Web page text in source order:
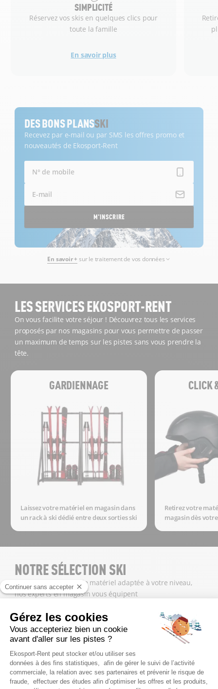
SIMPLICITÉ
Réservez vos skis en quelques clics pour
toute la famille
En savoir plus
DES BONS PLANSSKI
Recevez par e-mail ou par SMS les offres promo et
nouveautés de Ekosport-Rent
M'INSCRIRE
En savoir +sur le traitement de vos données
LES SERVICES EKOSPORT-RENT
On vous facilite votre séjour ! Découvrez tous les services
proposés par nos magasins pour vous permettre de passer
un maximum de temps sur les pistes sans vous prendre la
tête.
GARDIENNAGE
Laissez votre matériel en magasin dans
un rack à ski dédié entre deux sorties ski
CLICK
Retirez votre
magasin dès
NOTRE SÉLECTION SKI
Trouvez la catégorie de matériel adaptée à votre niveau,
nos experts en magasin vous équipent
Débutant
SKIS BLEUS
Toute 1ère expérience
Exemple
ACE SC2 S
SKIS
Exemple
SPEED 250